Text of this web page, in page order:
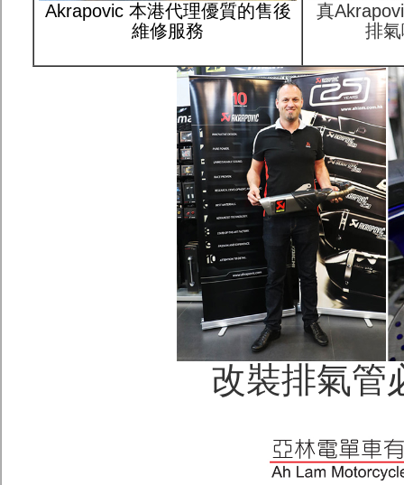
Akrapovic 本港代理優質的售後
維修服務
真
排
改裝排氣管